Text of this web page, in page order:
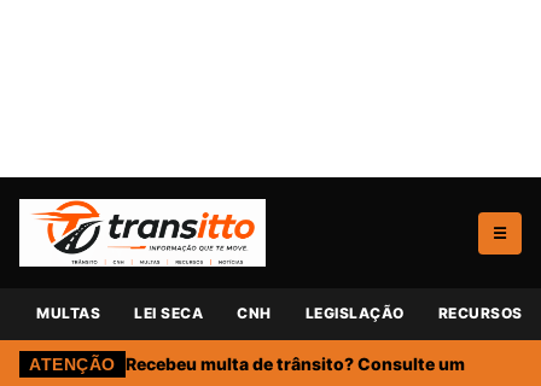
☰
MULTAS LEI SECA CNH LEGISLAÇÃO RECURSOS
ATENÇÃO Recebeu multa de trânsito? Consulte um